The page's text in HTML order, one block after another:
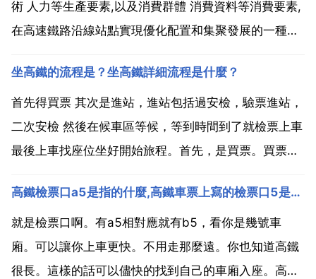
術 人力等生產要素,以及消費群體 消費資料等消費要素,
在高速鐵路沿線站點實現優化配置和集聚發展的一種新
期的產業和地區。什麼是高鐵經濟以及意義 高速鐵路是
指時速在運營中時速350公里的鐵路,現有的高鐵...
坐高鐵的流程是？坐高鐵詳細流程是什麼？
首先得買票 其次是進站，進站包括過安檢，驗票進站，
二次安檢 然後在候車區等候，等到時間到了就檢票上車
最後上車找座位坐好開始旅程。首先，是買票。買票的
買，比較方便 售票視窗購票 自動售票機買票，每個自
動售票機處都有工作人員，可以讓他們指導或者告訴你
如何...
高鐵檢票口a5是指的什麼,高鐵車票上寫的檢票口5是什麼意思
就是檢票口啊。有a5相對應就有b5，看你是幾號車
廂。可以讓你上車更快。不用走那麼遠。你也知道高鐵
很長。這樣的話可以儘快的找到自己的車廂入座。高鐵